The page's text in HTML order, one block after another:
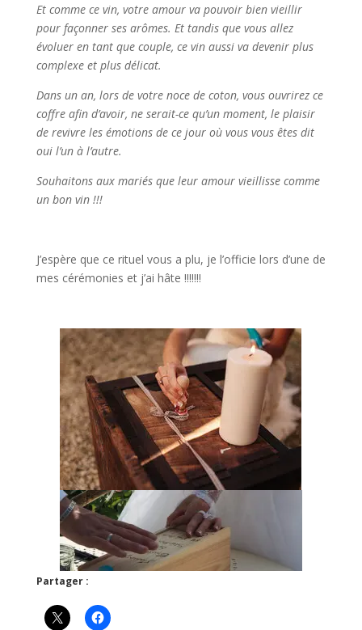
Et comme ce vin, votre amour va pouvoir bien vieillir
pour façonner ses arômes. Et tandis que vous allez
évoluer en tant que couple, ce vin aussi va devenir plus
complexe et plus délicat.
Dans un an, lors de votre noce de coton, vous ouvrirez ce
coffre afin d’avoir, ne serait-ce qu’un moment, le plaisir
de revivre les émotions de ce jour où vous vous êtes dit
oui l’un à l’autre.
Souhaitons aux mariés que leur amour vieillisse comme
un bon vin !!!
J’espère que ce rituel vous a plu, je l’officie lors d’une de
mes cérémonies et j’ai hâte !!!!!!!
Partager :